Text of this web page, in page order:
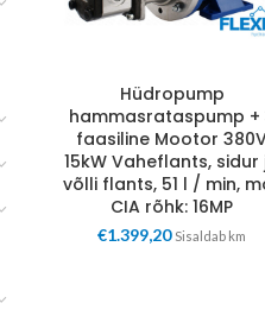
Hüdropump
hammasrataspump +
faasiline Mootor
15kW Vaheflants, sidur
võlli flants, 51 l / min,
CIA rõhk: 16MP
€1.399,20 Sisaldab km